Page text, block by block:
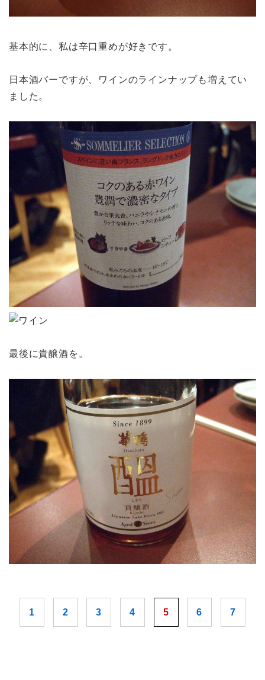
基本的に、私は辛口重めが好きです。
日本酒バーですが、ワインのラインナップも増えてい
ました。
最後に貴醸酒を。
1 2 3 4 5 6 7